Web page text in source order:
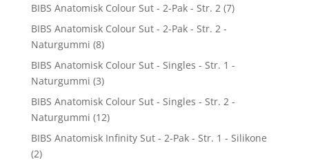
BIBS Anatomisk Colour Sut - 2-Pak - Str. 2 (7)
BIBS Anatomisk Colour Sut - 2-Pak - Str. 2 -
Naturgummi (8)
BIBS Anatomisk Colour Sut - Singles - Str. 1 -
Naturgummi (3)
BIBS Anatomisk Colour Sut - Singles - Str. 2 -
Naturgummi (12)
BIBS Anatomisk Infinity Sut - 2-Pak - Str. 1 - Silikone
(2)